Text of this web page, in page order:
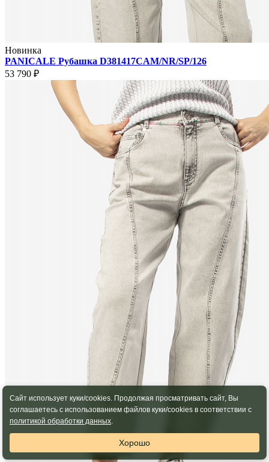
Новинка
PANICALE Рубашка D381417CAM/NR/SP/126
53 790 ₽
Сайт использует куки/cookies. Продолжая просматривать сайт, Вы
соглашаетесь с использованием файлов куки/cookies в соответствии с
политикой обработки данных.
Хорошо